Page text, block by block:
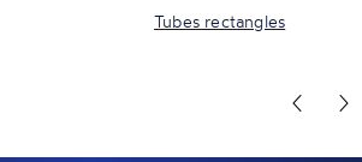
Tubes rectangles